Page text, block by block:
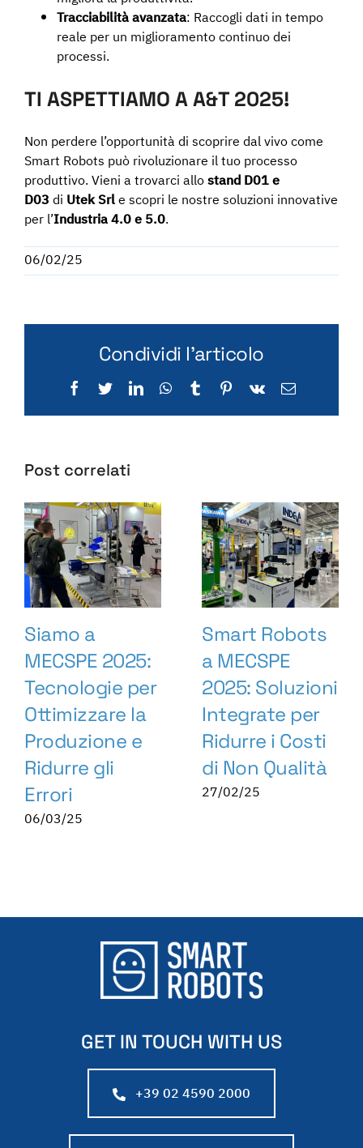
Tracciabilità avanzata: Raccogli dati in tempo
reale per un miglioramento continuo dei
processi.
TI ASPETTIAMO A A&T 2025!
Non perdere l’opportunità di scoprire dal vivo come
Smart Robots può rivoluzionare il tuo processo
produttivo. Vieni a trovarci allostand D01 e
D03di Utek Srle scopri le nostre soluzioni innovative
per l’Industria 4.0 e 5.0.
06/02/25
Condividi l'articolo
Facebook
TwitterLinkedInWhatsApp
TumblrPinterest
Vk Email
Post correlati
Siamo a
MECSPE 2025:
Tecnologie per
Ottimizzare la
Produzione e
Ridurre gli
Errori
06/03/25
Smart Robots
a MECSPE
2025: Soluzioni
Integrate per
Ridurre i Costi
di Non Qualità
27/02/25
GET IN TOUCH WITH US
+39 02 4590 2000